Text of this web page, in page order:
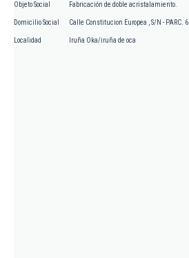
Objeto Social Fabricación de doble acristalamiento.
Domicilio Social Calle Constitucion Europea , S/N - PARC. 6
Localidad Iruña Oka/iruña de oca